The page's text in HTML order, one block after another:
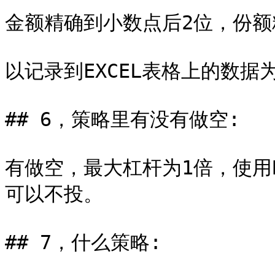
金额精确到小数点后2位，份
以记录到EXCEL表格上的数据
## 6，策略里有没有做空:
有做空，最大杠杆为1倍，使用
可以不投。
## 7，什么策略: